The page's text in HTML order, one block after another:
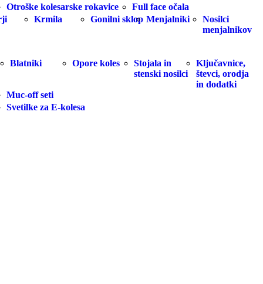
Otroške kolesarske rokavice Full face očala
Krmila Gonilni sklop Menjalniki
Nosilci
menjalnikov
Blatniki Opore koles
Stojala in
stenski nosilci
Ključavnice,
števci, orodja
in dodatki
Muc-off seti
Svetilke za E-kolesa